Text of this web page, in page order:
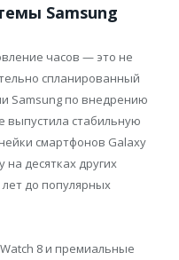
Samsung
часов — это не
спланированный
Samsung по внедрению
выпустила стабильную
смартфонов Galaxy
на десятках других
до популярных
8 и премиальные